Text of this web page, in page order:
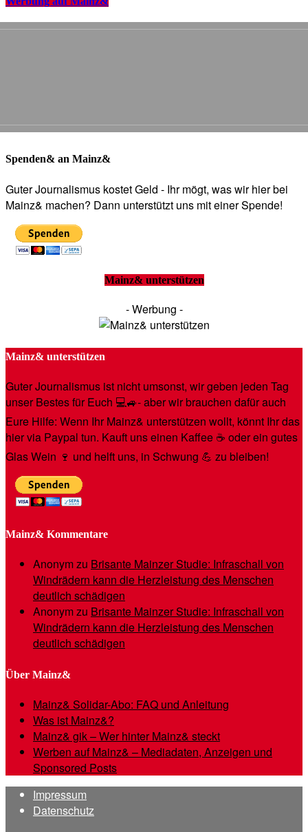
Spenden& an Mainz&
Guter Journalismus kostet Geld - Ihr mögt, was wir hier bei
Mainz& machen? Dann unterstützt uns mit einer Spende!
Mainz& unterstützen
- Werbung -
Mainz& unterstützen
Guter Journalismus ist nicht umsonst, wir geben jeden Tag
unser Bestes für Euch 💻🚙- aber wir brauchen dafür auch
Eure Hilfe: Wenn Ihr Mainz& unterstützen wollt, könnt Ihr das
hier via Paypal tun. Kauft uns einen Kaffee ☕️ oder ein gutes
Glas Wein 🍷 und helft uns, in Schwung 💪 zu bleiben!
Mainz& Kommentare
Anonymzu Brisante Mainzer Studie: Infraschall von
Windrädern kann die Herzleistung des Menschen
deutlich schädigen
Anonymzu Brisante Mainzer Studie: Infraschall von
Windrädern kann die Herzleistung des Menschen
deutlich schädigen
Über Mainz&
Mainz& Solidar-Abo: FAQ und Anleitung
Was ist Mainz&?
Mainz& gik – Wer hinter Mainz& steckt
Werben auf Mainz& – Mediadaten, Anzeigen und
Sponsored Posts
Impressum
Datenschutz